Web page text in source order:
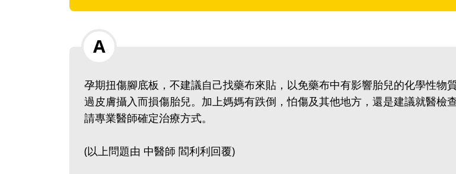
孕期扭傷腳底板，不建議自己找藥布來貼，以免藥布中有影響胎兒的化學性物
過皮膚攝入而損傷胎兒。加上媽媽有跌倒，怕傷及其他地方，還是建議就醫檢
請專業醫師確定治療方式。
(以上問題由 中醫師 閻利利回覆)
助您陪伴孩
小教導主
生活與課